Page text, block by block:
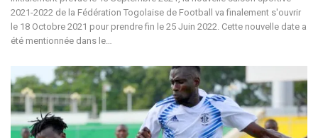
2021-2022 de la Fédération Togolaise de Football va finalement s'ouvrir
le 18 Octobre 2021 pour prendre fin le 25 Juin 2022. Cette nouvelle date a
été mentionnée dans le…